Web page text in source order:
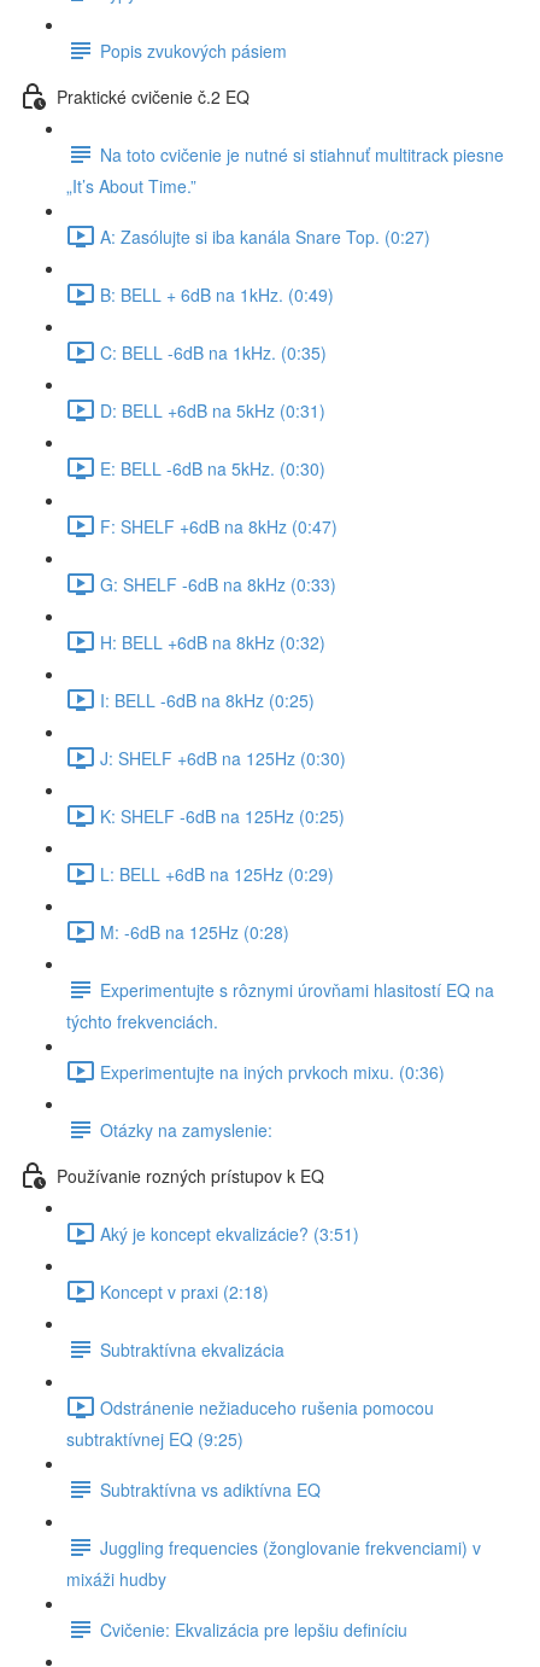
Popis zvukových pásiem
Praktické cvičenie č.2 EQ
Na toto cvičenie je nutné si stiahnuť multitrack piesne
„It’s About Time.”
A: Zasólujte si iba kanála Snare Top. (0:27)
B: BELL + 6dB na 1kHz. (0:49)
C: BELL -6dB na 1kHz. (0:35)
D: BELL +6dB na 5kHz (0:31)
E: BELL -6dB na 5kHz. (0:30)
F: SHELF +6dB na 8kHz (0:47)
G: SHELF -6dB na 8kHz (0:33)
H: BELL +6dB na 8kHz (0:32)
I: BELL -6dB na 8kHz (0:25)
J: SHELF +6dB na 125Hz (0:30)
K: SHELF -6dB na 125Hz (0:25)
L: BELL +6dB na 125Hz (0:29)
M: -6dB na 125Hz (0:28)
Experimentujte s rôznymi úrovňami hlasitostí EQ na
týchto frekvenciách.
Experimentujte na iných prvkoch mixu. (0:36)
Otázky na zamyslenie:
Používanie rozných prístupov k EQ
Aký je koncept ekvalizácie? (3:51)
Koncept v praxi (2:18)
Subtraktívna ekvalizácia
Odstránenie nežiaduceho rušenia pomocou
subtraktívnej EQ (9:25)
Subtraktívna vs adiktívna EQ
Juggling frequencies (žonglovanie frekvenciami) v
mixáži hudby
Cvičenie: Ekvalizácia pre lepšiu definíciu